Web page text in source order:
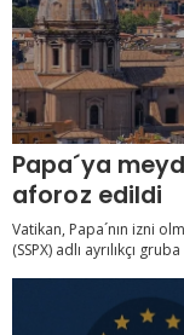
Papa´ya
aforoz edildi
Vatikan, Papa´nın izni
(SSPX) adlı ayrılıkçı